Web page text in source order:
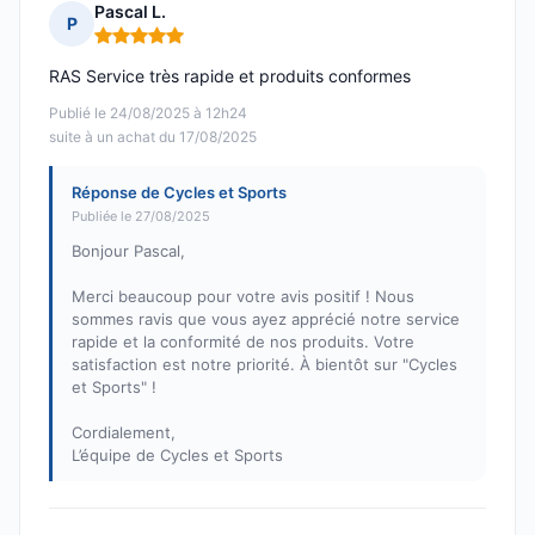
P
Pascal L.
Note : 5 sur 5
Publié le 24/08/2025 à 12h24
suite à un achat du 17/08/2025
RAS Service très rapide et produits conformes
Réponse de Cycles et Sports
Publiée le 27/08/2025
Bonjour Pascal,
Merci beaucoup pour votre avis positif ! Nous
sommes ravis que vous ayez apprécié notre service
rapide et la conformité de nos produits. Votre
satisfaction est notre priorité. À bientôt sur "Cycles
et Sports" !
Cordialement,
L’équipe de Cycles et Sports